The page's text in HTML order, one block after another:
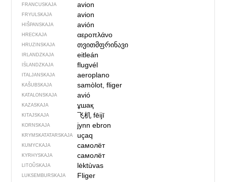
FRANCUSKAJA avion
FRYULSKAJA avion
HIŠPANSKAJA avión
HRECKAJA αεροπλάνο
HRUZINSKAJA თვითმფრინავი
IRLANDZKAJA eitleán
IŚLANDZKAJA flugvél
ITALJANSKAJA aeroplano
KAŠUBSKAJA samòlot, fliger
KATALONSKAJA avió
KAZASKAJA ұшақ
KITAJSKAJA 飞机fēijī
KORNSKAJA jynn ebron
KRYMSKA­TATARSKAJA uçaq
KUMYCKAJA самолёт
KYRHYSKAJA самолёт
LITOŬSKAJA lėktùvas
LUKSEMBURSKAJA
Fliger